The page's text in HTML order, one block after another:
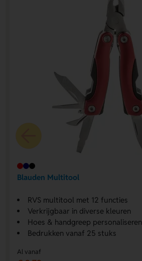
Blauden Multitool
RVS multitool met 12 functies
Verkrijgbaar in diverse kleuren
Hoes & handgreep personaliseren
Bedrukken vanaf 25 stuks
Al vanaf